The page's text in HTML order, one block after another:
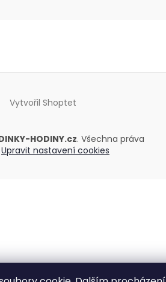
Vytvořil Shoptet
HODINY.cz. Všechna práva
Upravit nastavení cookies